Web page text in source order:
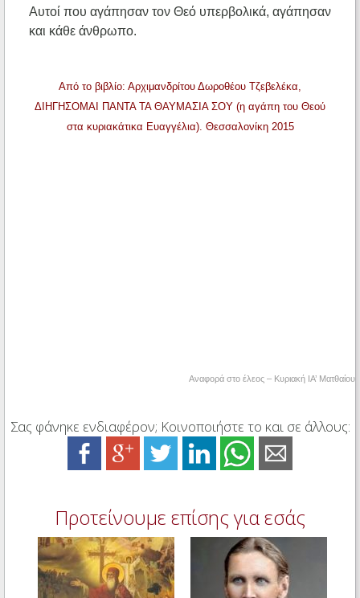
Αυτοί που αγάπησαν τον Θεό υπερβολικά, αγάπησαν
και κάθε άνθρωπο.
Από το βιβλίο: Αρχιμανδρίτου Δωροθέου Τζεβελέκα,
ΔΙΗΓΗΣΟΜΑΙ ΠΑΝΤΑ ΤΑ ΘΑΥΜΑΣΙΑ ΣΟΥ (η αγάπη του Θεού
στα κυριακάτικα Eυαγγέλια). Θεσσαλονίκη 2015
Αναφορά στο έλεος – Κυριακή ΙΑ’ Ματθαίου
Σας φάνηκε ενδιαφέρον; Κοινοποιήστε το και σε άλλους:
Προτείνουμε επίσης για εσάς